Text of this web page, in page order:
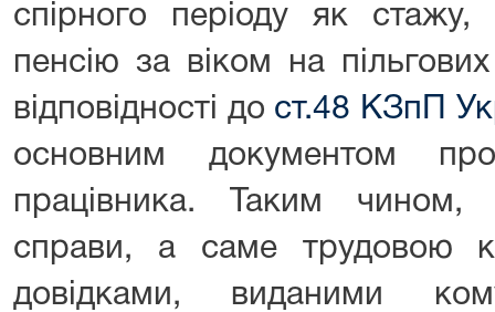
спірного періоду як
пенсію за віком на
відповідності до ст.48 КЗпП
основним документом про
працівника. Таким чином,
справи, а саме трудовою
довідками, виданими